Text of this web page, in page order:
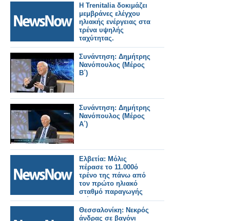
Η Trenitalia δοκιμάζει
μεμβράνες ελέγχου
ηλιακής ενέργειας στα
τρένα υψηλής
ταχύτητας.
Συνάντηση: Δημήτρης
Νανόπουλος (Μέρος
Β΄)
Συνάντηση: Δημήτρης
Νανόπουλος (Μέρος
Α΄)
Ελβετία: Μόλις
πέρασε το 11.000ό
τρένο της πάνω από
τον πρώτο ηλιακό
σταθμό παραγωγής
ενέργειας στον
κόσμο.
Θεσσαλονίκη: Νεκρός
άνδρας σε βαγόνι